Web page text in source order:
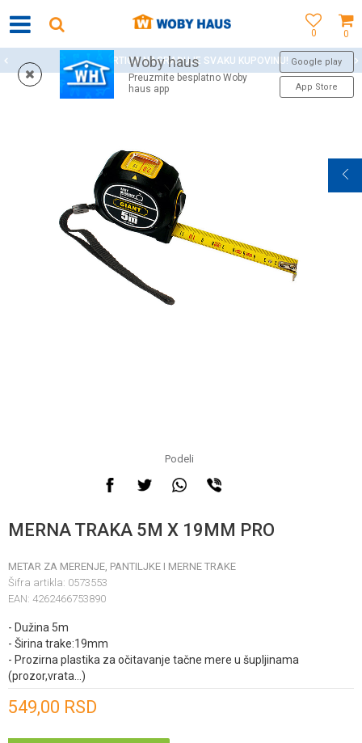
0
0
Woby haus
Preuzmite besplatno Woby
haus app
Google play
App Store
WOBY KARTICA NAGRAĐUJE SVAKU KUPOVINU!
Podeli
MERNA TRAKA 5M X 19MM PRO
METAR ZA MERENJE, PANTILJKE I MERNE TRAKE
Šifra artikla: 0573553
EAN: 4262466753890
- Dužina 5m
- Širina trake:19mm
- Prozirna plastika za očitavanje tačne mere u šupljinama
(prozor,vrata...)
549,00 RSD